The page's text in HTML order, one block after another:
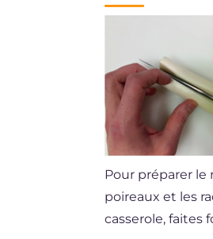
Pour préparer
poireaux et les
casserole, faites